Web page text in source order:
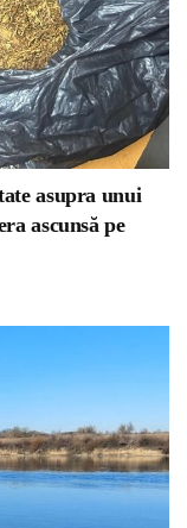
asupra unui
ascunsă pe